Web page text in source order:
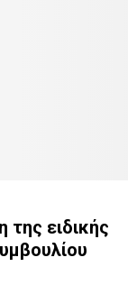
ειδικής